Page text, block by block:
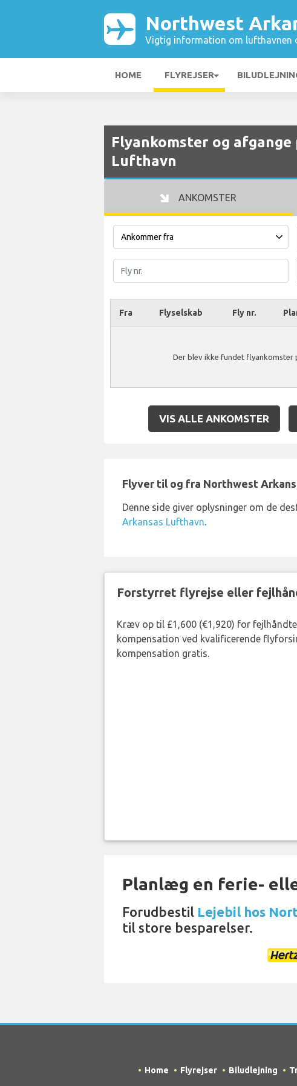
Northwest
Vigtig information om lufthavnen
HOME FLYREJSER
Flyankomster og
Lufthavn
ANKOMSTER
Fra Flyselskab Fly nr.
Der blev ikke fundet flyankomster
VIS ALLE ANKOMSTER
Flyver til og fra Northwest
Denne side giver oplysninger om de
Arkansas Lufthavn.
Forstyrret flyrejse eller
Kræv op til £1,600 (€1,920) for
kompensation ved kvalificerende
kompensation gratis.
Planlæg en ferie-
Forudbestil Lejebil hos
til store besparelser.
Home Flyrejser Biludlejning